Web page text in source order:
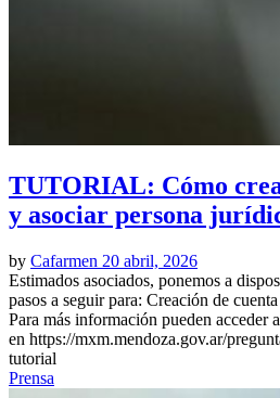
TUTORIAL: Cómo
y asociar persona
by Cafarmen 20 abril, 2026
Estimados asociados, ponemos a
pasos a seguir para: Creación de
Para más información pueden acceder
en https://mxm.mendoza.gov.ar/
tutorial
Prensa